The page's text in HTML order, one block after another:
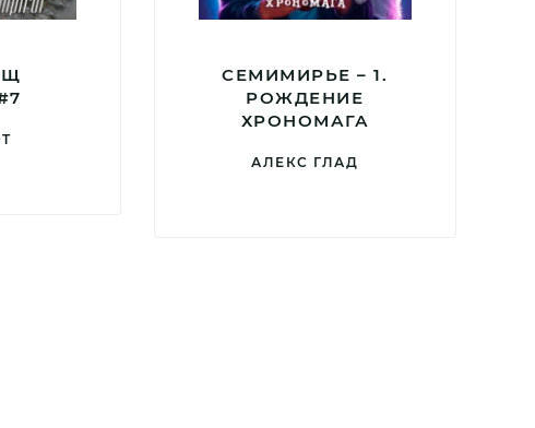
СЕМИМИРЬЕ – 1.
РОЖДЕНИЕ
ХРОНОМАГА
АЛЕКС ГЛАД